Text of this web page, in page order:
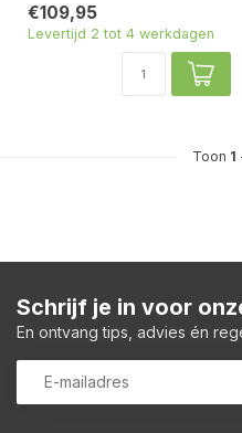
€109,95
Levertijd 2 tot 4 werkdagen
Toon 1
Schrijf je in voor
En ontvang tips, advies én